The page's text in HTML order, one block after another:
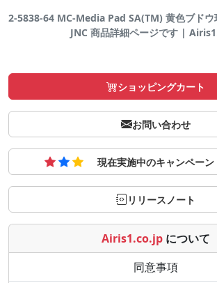
2-5838-64 MC-Media Pad SA(TM) 黄色ブドウ
JNC 商品詳細ページです |
ショッピングカート
お問い合わせ
現在実施中のキャンペーン
リリースノート
Airis1.co.jp について
同意事項